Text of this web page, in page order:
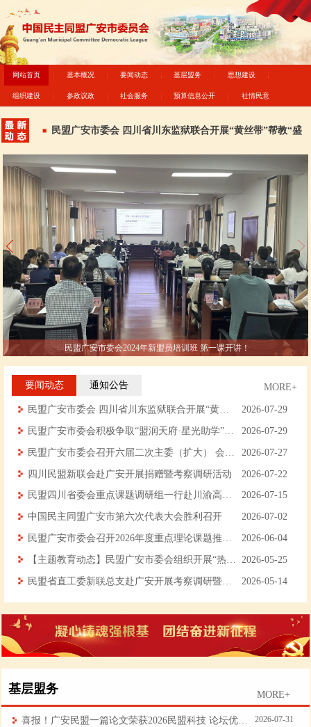
网站首页 基本概况 要闻动态 基层盟务 思想建设
组织建设 参政议政 社会服务 预算信息公开 社情民意
民盟广安市委会 四川省川东监狱联合开展“黄丝带”帮教“盛
民盟广安市委会2024年新盟员培训班 第一课开讲！
要闻动态 通知公告 MORE+
民盟广安市委会 四川省川东监狱联合开展“黄丝带”帮教“盛夏筑梦·助学同行”走访帮扶活动 2026-07-29
民盟广安市委会积极争取“盟润天府·星光助学”公益捐赠项目顺利落地广安 2026-07-29
民盟广安市委会召开六届二次主委（扩大） 会议暨主题教育推进会 2026-07-27
四川民盟新联会赴广安开展捐赠暨考察调研活动 2026-07-22
民盟四川省委会重点课题调研组一行赴川渝高竹新区开展生态文明协同共建专题调研 2026-07-15
中国民主同盟广安市第六次代表大会胜利召开 2026-07-02
民盟广安市委会召开2026年度重点理论课题推进会 2026-06-04
【主题教育动态】民盟广安市委会组织开展“热血润初心·盟员献大爱”无偿献血公益活动 2026-05-25
民盟省直工委新联总支赴广安开展考察调研暨主题教育活动 2026-05-14
民盟广安市委2015年决算公开
民盟广安市委2017年工作要点
民盟广安市委关于2017年部门预算编制的说明
中国民主同盟广安市委员会 关于2015年部门预算支出绩效的自评报告
关于下达2016年第一批重点调研任务的通知
2016年第二季度信息报送参考选题
民盟广安市委2016年工作要点
基层盟务 MORE+
喜报！广安民盟一篇论文荣获2026民盟科技 论坛优秀论文 2026-07-31